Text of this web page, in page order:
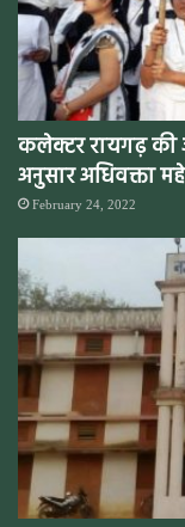
कलेक्टर रायगढ़ की
अनुसार अधिवक्ता
February 24, 2022